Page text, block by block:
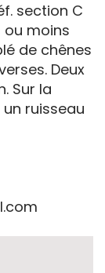
section C
ou moins
de chênes
Deux
Sur la
ruisseau